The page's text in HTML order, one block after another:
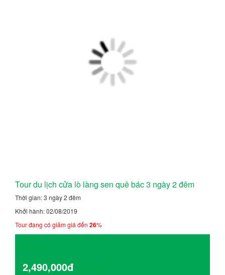
Tour du lịch cửa lò làng sen quê bác 3 ngày 2 đêm
Thời gian: 3 ngày 2 đêm
Khởi hành: 02/08/2019
Tour đang có giảm giá đến 26%
2,490,000đ